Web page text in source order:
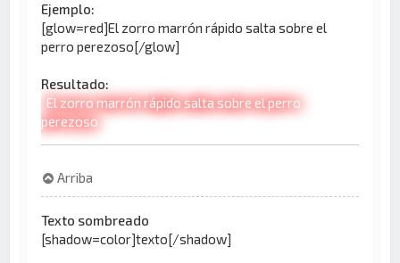
Ejemplo:
[glow=red]El zorro marrón rápido salta sobre el
perro perezoso[/glow]
Resultado:
El zorro marrón rápido salta sobre el perro
perezoso
Arriba
Texto sombreado
[shadow=color]texto[/shadow]